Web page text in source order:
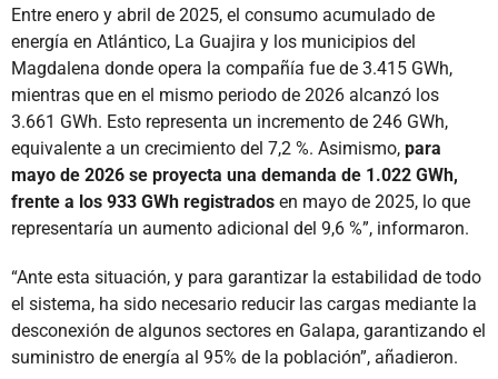
Entre enero y abril de 2025, el consumo acumulado de
energía en Atlántico, La Guajira y los municipios del
Magdalena donde opera la compañía fue de 3.415 GWh,
mientras que en el mismo periodo de 2026 alcanzó los
3.661 GWh. Esto representa un incremento de 246 GWh,
equivalente a un crecimiento del 7,2 %. Asimismo, para
mayo de 2026 se proyecta una demanda de 1.022 GWh,
frente a los 933 GWh registrados en mayo de 2025, lo que
representaría un aumento adicional del 9,6 %”, informaron.
“Ante esta situación, y para garantizar la estabilidad de todo
el sistema, ha sido necesario reducir las cargas mediante la
desconexión de algunos sectores en Galapa, garantizando el
suministro de energía al 95% de la población”, añadieron.